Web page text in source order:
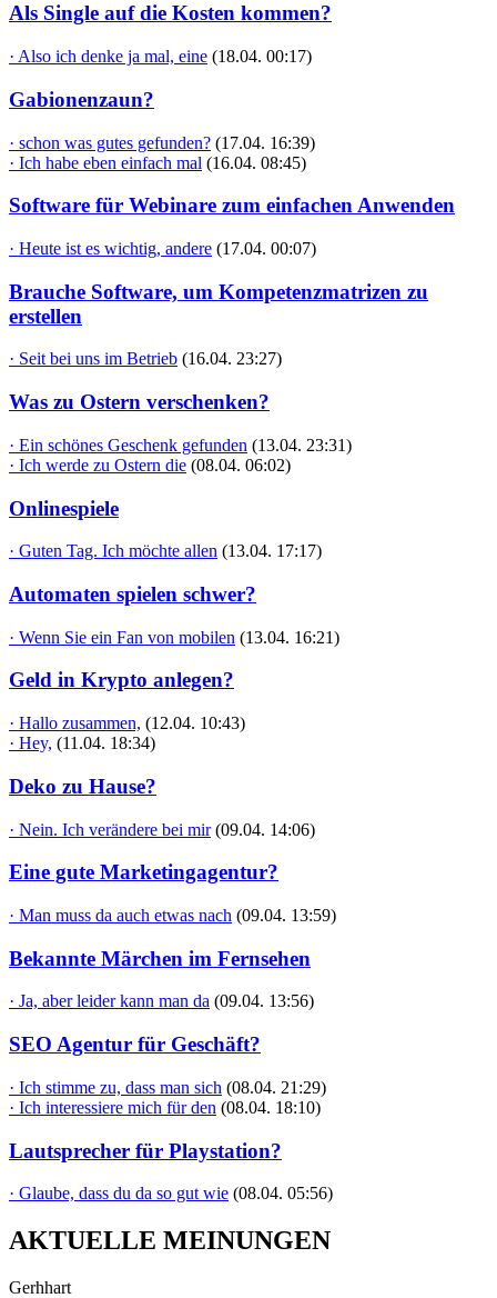
Als Single auf die Kosten kommen?
· Also ich denke ja mal, eine (18.04. 00:17)
Gabionenzaun?
· schon was gutes gefunden? (17.04. 16:39)
· Ich habe eben einfach mal (16.04. 08:45)
Software für Webinare zum einfachen Anwenden
· Heute ist es wichtig, andere (17.04. 00:07)
Brauche Software, um Kompetenzmatrizen zu
erstellen
· Seit bei uns im Betrieb (16.04. 23:27)
Was zu Ostern verschenken?
· Ein schönes Geschenk gefunden (13.04. 23:31)
· Ich werde zu Ostern die (08.04. 06:02)
Onlinespiele
· Guten Tag. Ich möchte allen (13.04. 17:17)
Automaten spielen schwer?
· Wenn Sie ein Fan von mobilen (13.04. 16:21)
Geld in Krypto anlegen?
· Hallo zusammen, (12.04. 10:43)
· Hey, (11.04. 18:34)
Deko zu Hause?
· Nein. Ich verändere bei mir (09.04. 14:06)
Eine gute Marketingagentur?
· Man muss da auch etwas nach (09.04. 13:59)
Bekannte Märchen im Fernsehen
· Ja, aber leider kann man da (09.04. 13:56)
SEO Agentur für Geschäft?
· Ich stimme zu, dass man sich (08.04. 21:29)
· Ich interessiere mich für den (08.04. 18:10)
Lautsprecher für Playstation?
· Glaube, dass du da so gut wie (08.04. 05:56)
AKTUELLE MEINUNGEN
Gerhhart